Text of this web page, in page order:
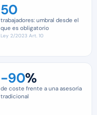
50
trabajadores: umbral desde el
que es obligatorio
Ley 2/2023 Art. 10
−90%
de coste frente a una asesoría
tradicional